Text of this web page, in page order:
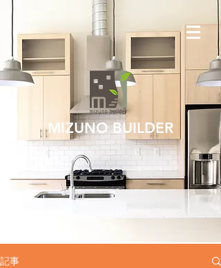
記事
MIZUNO BUILDER